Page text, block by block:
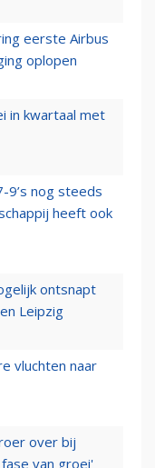
eerste Airbus
oplopen
in kwartaal met
9’s nog steeds
heeft ook
ontsnapt
Leipzig
vluchten naar
over bij
van groei'